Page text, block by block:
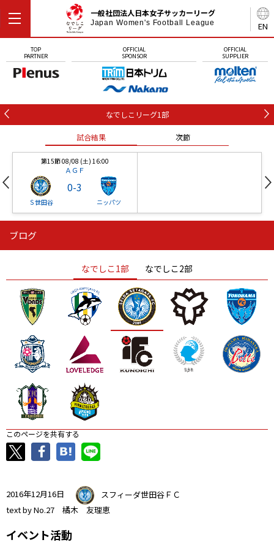
EN
一般社団法人日本女子サッカーリーグ
Japan Women's Football League
TOP
PARTNER
OFFICIAL
SPONSOR
OFFICIAL
SUPPLIER
なでしこリーグ1部
試合結果 次節
第15節 08/08 (土) 16:00
ＡＧＦ
Ｓ世田谷
0-3
ニッパツ
ニッパツ
ニッパツ 名古屋
石人の星
静岡 愛媛Ｌ
ブログ
なでしこ1部 なでしこ2部
このページを共有する
2016年12月16日
スフィーダ世田谷ＦＣ
text by No.27 橘木 友理恵
イベント活動